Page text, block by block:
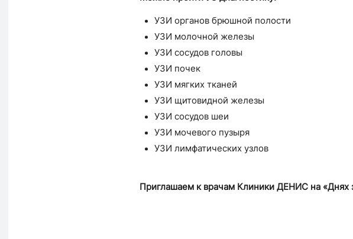
УЗИ органов брюшной полости
УЗИ молочной железы
УЗИ сосудов головы
УЗИ почек
УЗИ мягких тканей
УЗИ щитовидной железы
УЗИ сосудов шеи
УЗИ мочевого пузыря
УЗИ лимфатических узлов
Приглашаем к врачам Клиники ДЕНИС на «Днях